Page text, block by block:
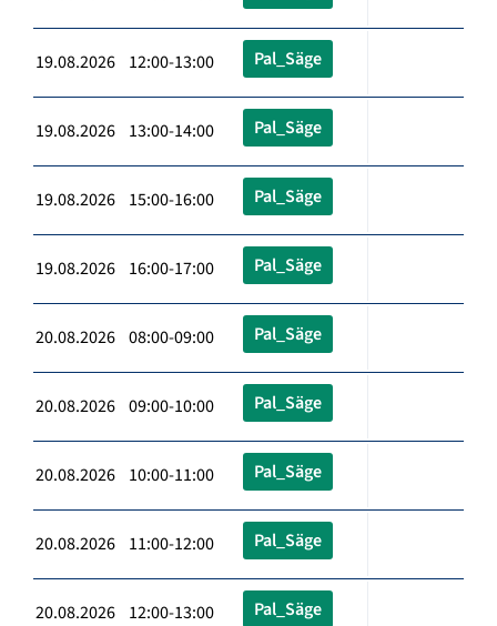
19.08.2026 12:00-13:00 Pal_Säge
19.08.2026 13:00-14:00 Pal_Säge
19.08.2026 15:00-16:00 Pal_Säge
19.08.2026 16:00-17:00 Pal_Säge
20.08.2026 08:00-09:00 Pal_Säge
20.08.2026 09:00-10:00 Pal_Säge
20.08.2026 10:00-11:00 Pal_Säge
20.08.2026 11:00-12:00 Pal_Säge
20.08.2026 12:00-13:00 Pal_Säge